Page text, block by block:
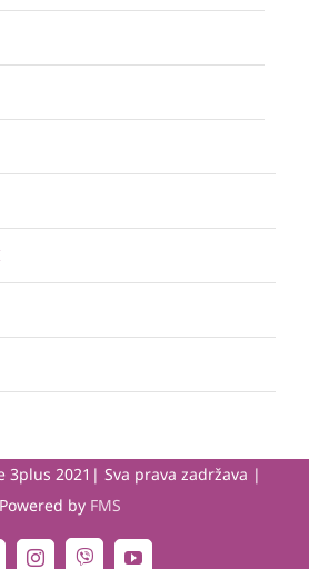
3plus 2021| Sva prava zadržava |
Powered by FMS
Viber